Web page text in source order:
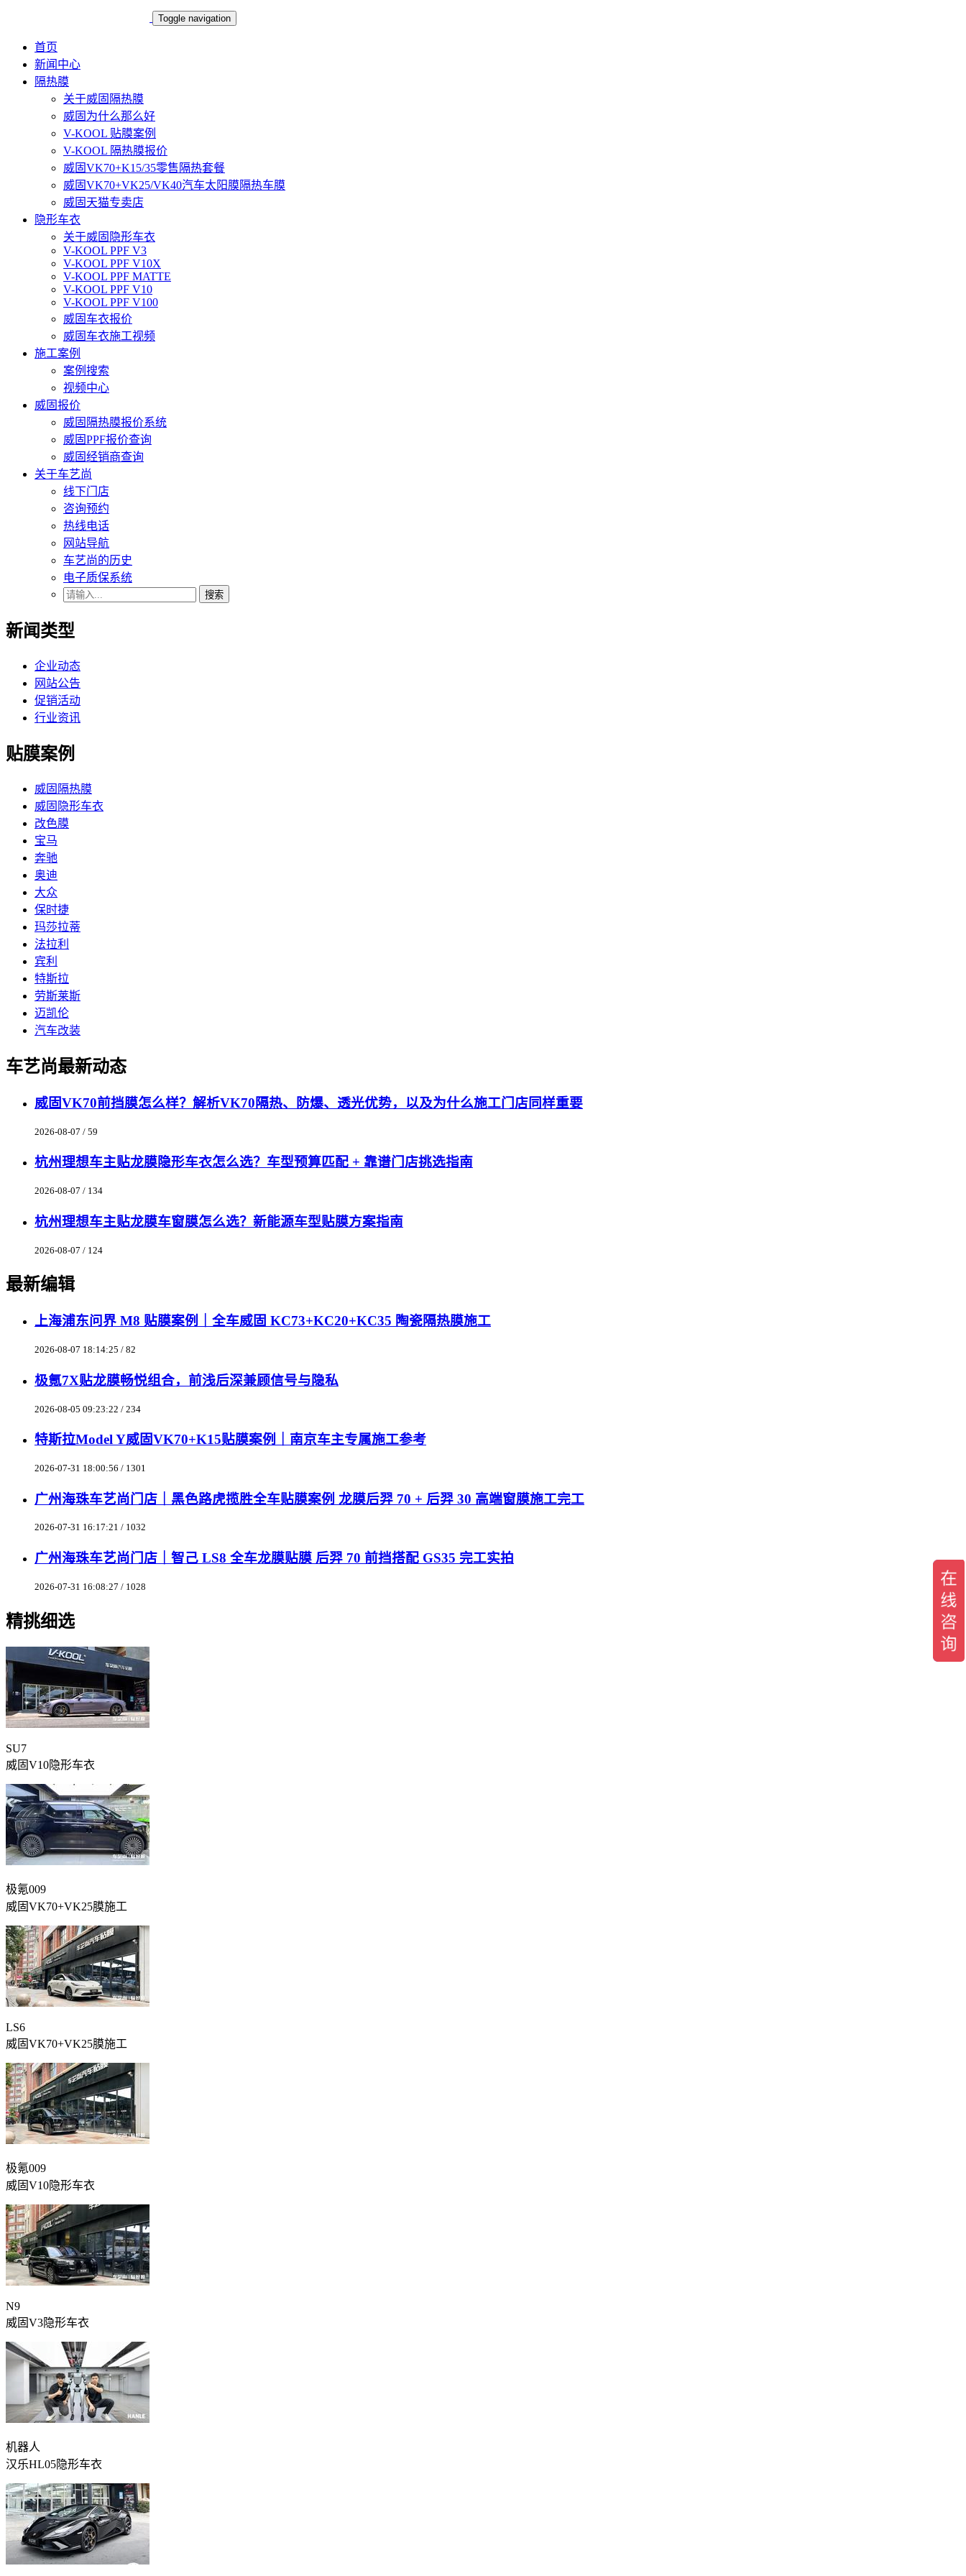
Toggle navigation
首页
新闻中心
隔热膜
关于威固隔热膜
威固为什么那么好
V-KOOL 贴膜案例
V-KOOL 隔热膜报价
威固VK70+K15/35零售隔热套餐
威固VK70+VK25/VK40汽车太阳膜隔热车膜
威固天猫专卖店
隐形车衣
关于威固隐形车衣
V-KOOL PPF V3
V-KOOL PPF V10X
V-KOOL PPF MATTE
V-KOOL PPF V10
V-KOOL PPF V100
威固车衣报价
威固车衣施工视频
施工案例
案例搜索
视频中心
威固报价
威固隔热膜报价系统
威固PPF报价查询
威固经销商查询
关于车艺尚
线下门店
咨询预约
热线电话
网站导航
车艺尚的历史
电子质保系统
搜索
新闻类型
企业动态
网站公告
促销活动
行业资讯
贴膜案例
威固隔热膜
威固隐形车衣
改色膜
宝马
奔驰
奥迪
大众
保时捷
玛莎拉蒂
法拉利
宾利
特斯拉
劳斯莱斯
迈凯伦
汽车改装
车艺尚最新动态
威固VK70前挡膜怎么样？解析VK70隔热、防爆、透光优势，以及为什么施工门店同样重要
2026-08-07 / 59
杭州理想车主贴龙膜隐形车衣怎么选？车型预算匹配 + 靠谱门店挑选指南
2026-08-07 / 134
杭州理想车主贴龙膜车窗膜怎么选？新能源车型贴膜方案指南
2026-08-07 / 124
最新编辑
上海浦东问界 M8 贴膜案例｜全车威固 KC73+KC20+KC35 陶瓷隔热膜施工
2026-08-07 18:14:25 / 82
极氪7X贴龙膜畅悦组合，前浅后深兼顾信号与隐私
2026-08-05 09:23:22 / 234
特斯拉Model Y威固VK70+K15贴膜案例｜南京车主专属施工参考
2026-07-31 18:00:56 / 1301
广州海珠车艺尚门店｜黑色路虎揽胜全车贴膜案例 龙膜后羿 70 + 后羿 30 高端窗膜施工完工
2026-07-31 16:17:21 / 1032
广州海珠车艺尚门店｜智己 LS8 全车龙膜贴膜 后羿 70 前挡搭配 GS35 完工实拍
2026-07-31 16:08:27 / 1028
精挑细选
SU7
威固V10隐形车衣
极氪009
威固VK70+VK25膜施工
LS6
威固VK70+VK25膜施工
极氪009
威固V10隐形车衣
N9
威固V3隐形车衣
机器人
汉乐HL05隐形车衣